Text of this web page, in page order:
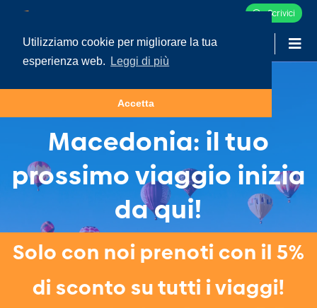
Utilizziamo cookie per migliorare la tua
esperienza web.
Leggi di più
Accetta
Scrivici
Tour e Vacanze in
Macedonia: il tuo
prossimo viaggio inizia
da qui!
Solo con noi prenoti con il 5%
di sconto su tutti i viaggi!